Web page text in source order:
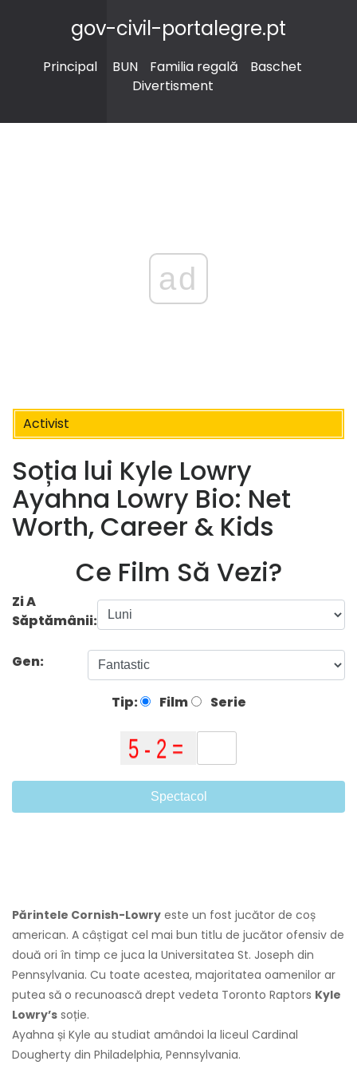
gov-civil-portalegre.pt
Principal BUN Familia regală
Baschet
Divertisment
ad
Activist
Soția lui Kyle Lowry
Ayahna Lowry Bio: Net
Worth, Career & Kids
Ce Film Să Vezi?
Zi A
Săptămânii:
Gen:
Tip: Film Serie
Spectacol
Părintele Cornish-Lowry este un fost jucător de coș
american. A câștigat cel mai bun titlu de jucător ofensiv de
două ori în timp ce juca la Universitatea St. Joseph din
Pennsylvania. Cu toate acestea, majoritatea oamenilor ar
putea să o recunoască drept vedeta Toronto Raptors Kyle
Lowry’s soție.
Ayahna și Kyle au studiat amândoi la liceul Cardinal
Dougherty din Philadelphia, Pennsylvania.